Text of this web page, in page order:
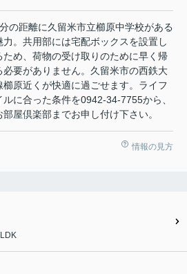
の距離に久留米市立櫛原中学校がある
力。共用部には宅配ボックスを設置し
ため、荷物の受け取りのために早く帰
必要がありません。久留米市の西鉄大
櫛原近くが快適に過ごせます。ライフ
ルに合った条件を0942-34-7755から、
部屋倶楽部までお申し付け下さい。
情報の見方